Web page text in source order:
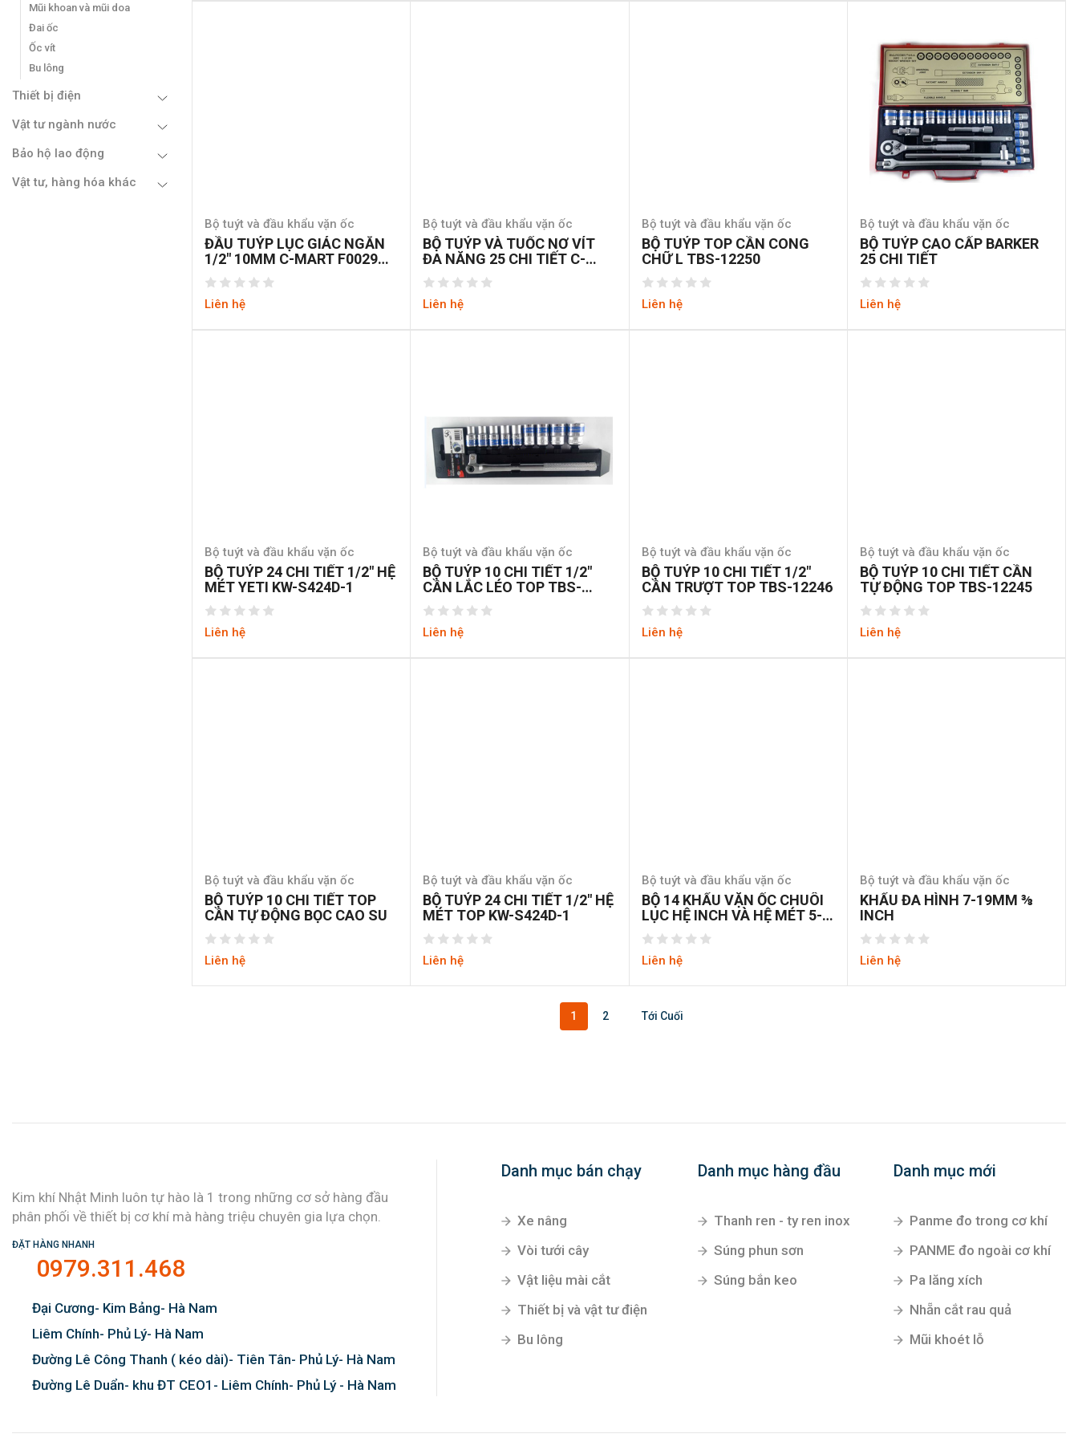
Mũi khoan và mũi doa
Đai ốc
Ốc vít
Bu lông
Thiết bị điện
Vật tư ngành nước
Bảo hộ lao động
Vật tư, hàng hóa khác
Bộ tuýt và đầu khẩu vặn ốc
ĐẦU TUÝP LỤC GIÁC NGẮN
1/2″ 10MM C-MART F0029A-
6-10
Liên hệ
Bộ tuýt và đầu khẩu vặn ốc
BỘ TUÝP VÀ TUỐC NƠ VÍT
ĐA NĂNG 25 CHI TIẾT C-
MART K0006A
Liên hệ
Bộ tuýt và đầu khẩu vặn ốc
BỘ TUÝP TOP CẦN CONG
CHỮ L TBS-12250
Liên hệ
Bộ tuýt và đầu khẩu vặn ốc
BỘ TUÝP CAO CẤP BARKER
25 CHI TIẾT
Liên hệ
Bộ tuýt và đầu khẩu vặn ốc
BỘ TUÝP 24 CHI TIẾT 1/2″ HỆ
MÉT YETI KW-S424D-1
Liên hệ
Bộ tuýt và đầu khẩu vặn ốc
BỘ TUÝP 10 CHI TIẾT 1/2″
CẦN LẮC LÉO TOP TBS-
12252
Liên hệ
Bộ tuýt và đầu khẩu vặn ốc
BỘ TUÝP 10 CHI TIẾT 1/2″
CẦN TRƯỢT TOP TBS-12246
Liên hệ
Bộ tuýt và đầu khẩu vặn ốc
BỘ TUÝP 10 CHI TIẾT CẦN
TỰ ĐỘNG TOP TBS-12245
Liên hệ
Bộ tuýt và đầu khẩu vặn ốc
BỘ TUÝP 10 CHI TIẾT TOP
CẦN TỰ ĐỘNG BỌC CAO SU
Liên hệ
Bộ tuýt và đầu khẩu vặn ốc
BỘ TUÝP 24 CHI TIẾT 1/2″ HỆ
MÉT TOP KW-S424D-1
Liên hệ
Bộ tuýt và đầu khẩu vặn ốc
BỘ 14 KHẨU VẶN ỐC CHUÔI
LỤC HỆ INCH VÀ HỆ MÉT 5-
12MM
Liên hệ
Bộ tuýt và đầu khẩu vặn ốc
KHẨU ĐA HÌNH 7-19MM ⅜
INCH
Liên hệ
1 2 Tới Cuối
Kim khí Nhật Minh luôn tự hào là 1 trong những cơ sở hàng đầu
phân phối về thiết bị cơ khí mà hàng triệu chuyên gia lựa chọn.
ĐẶT HÀNG NHANH
0979.311.468
Đại Cương- Kim Bảng- Hà Nam
Liêm Chính- Phủ Lý- Hà Nam
Đường Lê Công Thanh ( kéo dài)- Tiên Tân- Phủ Lý- Hà Nam
Đường Lê Duẩn- khu ĐT CEO1- Liêm Chính- Phủ Lý - Hà Nam
Danh mục bán chạy
Xe nâng
Vòi tưới cây
Vật liệu mài cắt
Thiết bị và vật tư điện
Bu lông
Danh mục hàng đầu
Thanh ren - ty ren inox
Súng phun sơn
Súng bắn keo
Danh mục mới
Panme đo trong cơ khí
PANME đo ngoài cơ khí
Pa lăng xích
Nhẵn cắt rau quả
Mũi khoét lỗ